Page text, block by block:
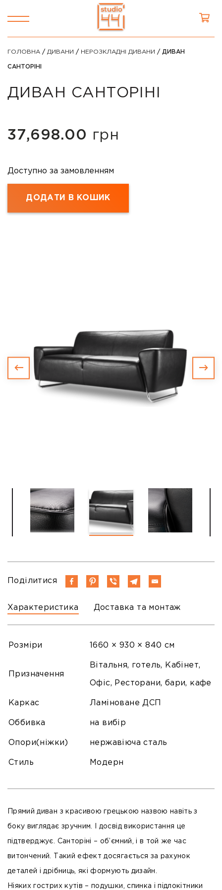
ГОЛОВНА / ДИВАНИ / НЕРОЗКЛАДНІ ДИВАНИ / ДИВАН
САНТОРІНІ
ДИВАН САНТОРІНІ
37,698.00 грн
Доступно за замовленням
ДОДАТИ В КОШИК
Характеристика Доставка та монтаж
Поділитися
Розміри 1660 × 930 × 840 см
Призначення
Вітальня, готель, Кабінет,
Офіс, Ресторани, бари, кафе
Каркас Ламіноване ДСП
Оббивка на вибір
Опори(ніжки) нержавіюча сталь
Стиль Модерн
Прямий диван з красивою грецькою назвою навіть з
боку виглядає зручним. І досвід використання це
підтверджує. Санторіні – об’ємний, і в той же час
витончений. Такий ефект досягається за рахунок
деталей і дрібниць, які формують дизайн.
Ніяких гострих кутів – подушки, спинка і підлокітники